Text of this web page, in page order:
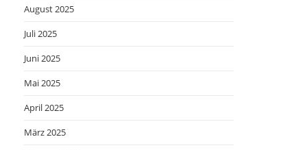
August 2025
Juli 2025
Juni 2025
Mai 2025
April 2025
März 2025